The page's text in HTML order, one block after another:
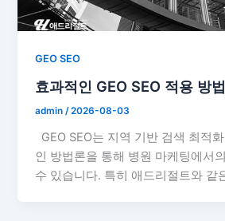
GEO SEO
효과적인 GEO SEO 적용 방법
admin /2026-08-03
GEO SEO는 지역 기반 검색 최적
인 방법론을 통해 병원 마케팅에서
수 있습니다. 특히 애드리절트와 같